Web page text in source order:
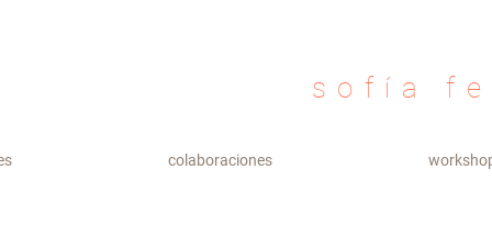
sofía
colaboraciones